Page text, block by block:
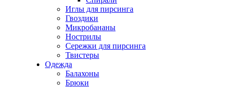
Иглы для пирсинга
Гвоздики
Микробананы
Нострилы
Сережки для пирсинга
Твистеры
Одежда
Балахоны
Брюки